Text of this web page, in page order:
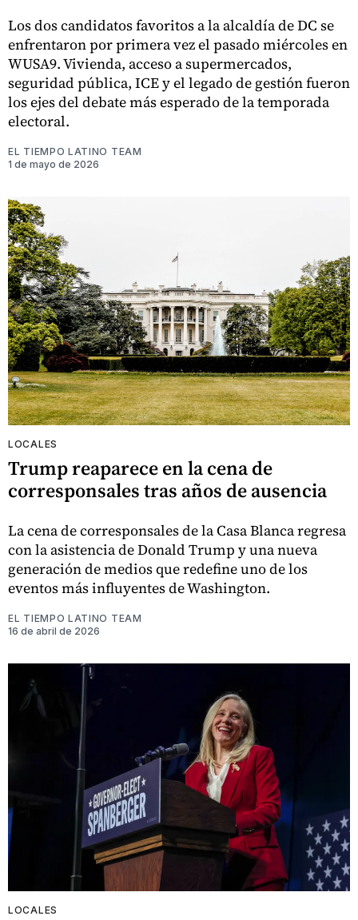
Los dos candidatos favoritos a la alcaldía de DC se
enfrentaron por primera vez el pasado miércoles en
WUSA9. Vivienda, acceso a supermercados,
seguridad pública, ICE y el legado de gestión fueron
los ejes del debate más esperado de la temporada
electoral.
EL TIEMPO LATINO TEAM
1 de mayo de 2026
LOCALES
Trump reaparece en la cena de
corresponsales tras años de ausencia
La cena de corresponsales de la Casa Blanca regresa
con la asistencia de Donald Trump y una nueva
generación de medios que redefine uno de los
eventos más influyentes de Washington.
EL TIEMPO LATINO TEAM
16 de abril de 2026
LOCALES